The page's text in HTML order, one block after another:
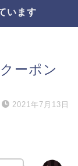
います
ーポン
2021年7月13日